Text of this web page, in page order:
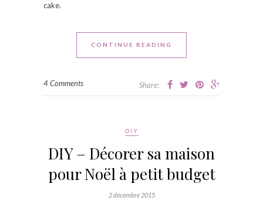
cake.
CONTINUE READING
4 Comments Share:
DIY
DIY – Décorer sa maison
pour Noël à petit budget
2 décembre 2015